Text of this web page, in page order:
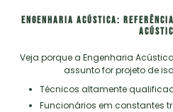
Engenharia Acústica:
Veja porque a Engenharia
assunto forprojeto de
técnicos altamente
funcionários em constantes